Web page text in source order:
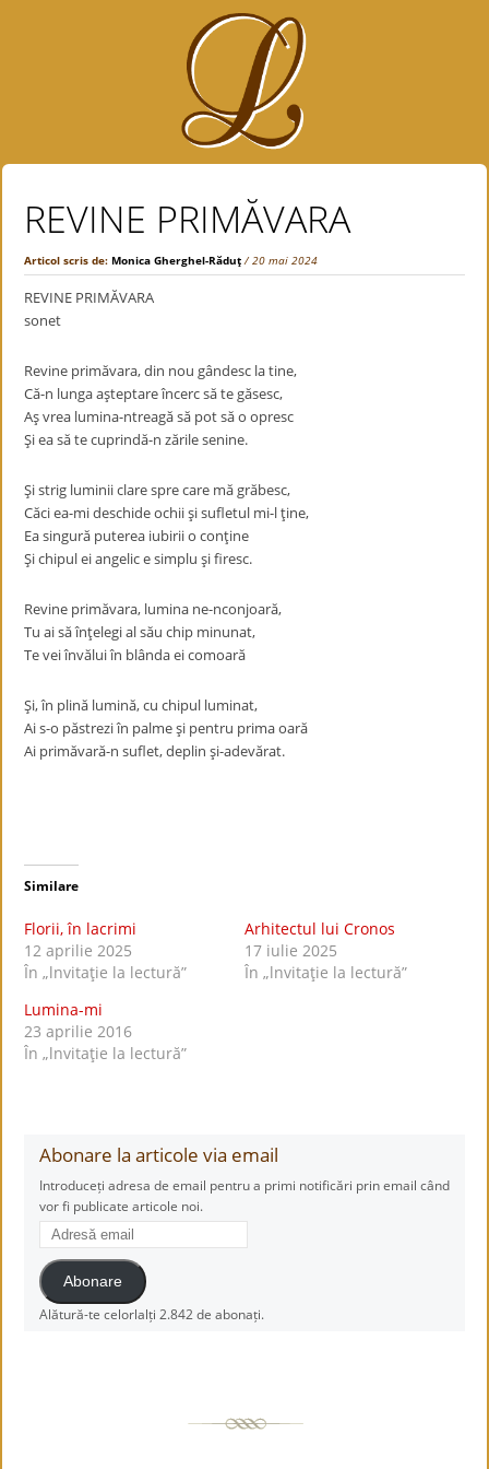
REVINE PRIMĂVARA
Articol scris de:Monica Gherghel-Răduţ / 20 mai 2024
REVINE PRIMĂVARA
sonet
Revine primăvara, din nou gândesc la tine,
Că-n lunga aşteptare încerc să te găsesc,
Aş vrea lumina-ntreagă să pot să o opresc
Şi ea să te cuprindă-n zările senine.
Şi strig luminii clare spre care mă grăbesc,
Căci ea-mi deschide ochii şi sufletul mi-l ţine,
Ea singură puterea iubirii o conţine
Şi chipul ei angelic e simplu şi firesc.
Revine primăvara, lumina ne-nconjoară,
Tu ai să înţelegi al său chip minunat,
Te vei învălui în blânda ei comoară
Şi, în plină lumină, cu chipul luminat,
Ai s-o păstrezi în palme şi pentru prima oară
Ai primăvară-n suflet, deplin şi-adevărat.
Similare
Florii, în lacrimi
12 aprilie 2025
În „lnvitaţie la lectură”
Arhitectul lui Cronos
17 iulie 2025
În „lnvitaţie la lectură”
Lumina-mi
23 aprilie 2016
În „lnvitaţie la lectură”
Abonare la articole via email
Introduceți adresa de email pentru a primi notificări prin email când
vor fi publicate articole noi.
Adresă
email
Abonare
Alătură-te celorlalți 2.842 de abonați.